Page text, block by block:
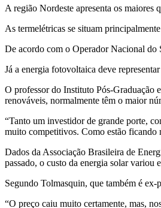
A região Nordeste apresenta os maiores
As termelétricas se situam
De acordo com o Operador Nacional do
Já a energia fotovoltaica deve
O professor do Instituto Pós-Graduação
renováveis, normalmente têm o maior
“Tanto um investidor de grande porte,
muito competitivos. Como estão ficando
Dados da Associação Brasileira de
passado, o custo da energia solar variou
Segundo Tolmasquin, que também é
“O preço caiu muito certamente, mas,